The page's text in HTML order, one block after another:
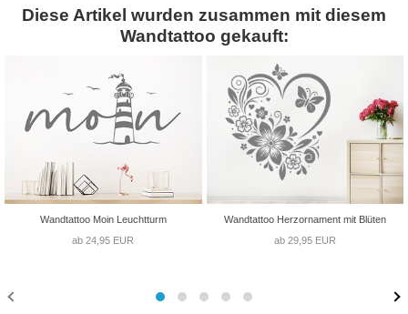
Diese Artikel wurden zusammen mit diesem
Wandtattoo gekauft:
Wandtattoo Moin Leuchtturm
ab 24,95 EUR
Wandtattoo Herzornament mit Blüten
ab 29,95 EUR